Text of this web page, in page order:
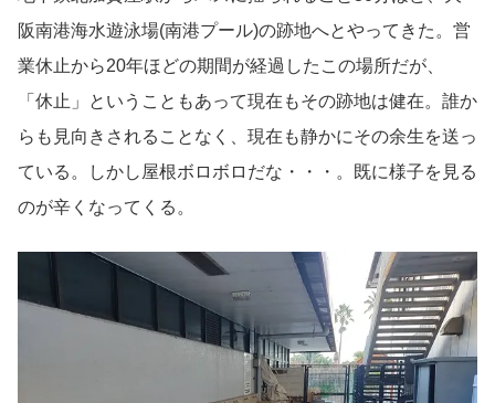
阪南港海水遊泳場(南港プール)の跡地へとやってきた。営
業休止から20年ほどの期間が経過したこの場所だが、
「休止」ということもあって現在もその跡地は健在。誰か
らも見向きされることなく、現在も静かにその余生を送っ
ている。しかし屋根ボロボロだな・・・。既に様子を見る
のが辛くなってくる。